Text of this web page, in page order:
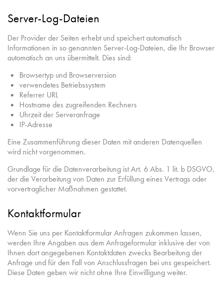
Server-Log-Dateien
Der Provider der Seiten erhebt und speichert automatisch
Informationen in so genannten Server-Log-Dateien, die Ihr Browser
automatisch an uns übermittelt. Dies sind:
Browsertyp und Browserversion
verwendetes Betriebssystem
Referrer URL
Hostname des zugreifenden Rechners
Uhrzeit der Serveranfrage
IP-Adresse
Eine Zusammenführung dieser Daten mit anderen Datenquellen
wird nicht vorgenommen.
Grundlage für die Datenverarbeitung ist Art. 6 Abs. 1 lit. b DSGVO,
der die Verarbeitung von Daten zur Erfüllung eines Vertrags oder
vorvertraglicher Maßnahmen gestattet.
Kontaktformular
Wenn Sie uns per Kontaktformular Anfragen zukommen lassen,
werden Ihre Angaben aus dem Anfrageformular inklusive der von
Ihnen dort angegebenen Kontaktdaten zwecks Bearbeitung der
Anfrage und für den Fall von Anschlussfragen bei uns gespeichert.
Diese Daten geben wir nicht ohne Ihre Einwilligung weiter.